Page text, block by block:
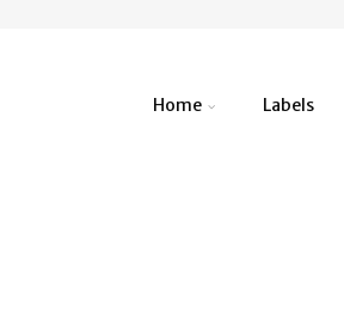
Home Labels